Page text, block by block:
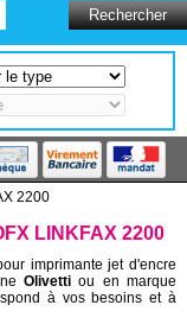
2200
LINKFAX 2200
imprimante jet d'encre
Olivetti ou en marque
à vos besoins et à